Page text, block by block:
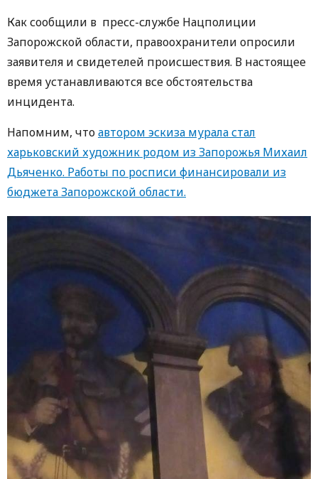
Как сообщили в пресс-службе Нацполиции
Запорожской области, правоохранители опросили
заявителя и свидетелей происшествия. В настоящее
время устанавливаются все обстоятельства
инцидента.
Напомним, чтоавтором эскиза мурала стал
харьковский художник родом из Запорожья Михаил
Дьяченко. Работы по росписи финансировали из
бюджета Запорожской области.